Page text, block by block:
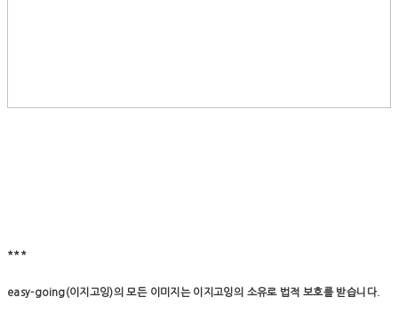
***
easy-going(이지고잉)의 모든 이미지는 이지고잉의 소유로 법적 보호를 받습니다.